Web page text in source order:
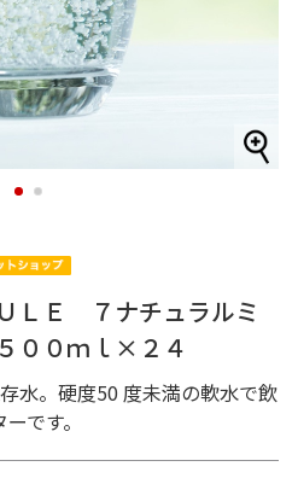
1 2
ＬＥ ７ナチュラルミ
００ｍｌ×２４
水。硬度50 度未満の軟水で飲
です。